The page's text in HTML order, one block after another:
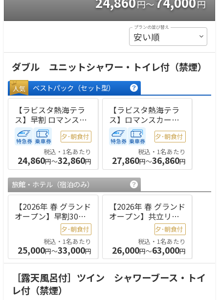
円～ 円
プランの並び替え
ダブル ユニットシャワー・トイレ付（禁煙）
人気 ベストパック （セット型）
【ラビスタ熱海テラ
ス】早割 ロマンスカ
ーセット割｜新宿発
｜ダブル
夕･朝食付
税込・1名あたり
24,860円～32,860円
【ラビスタ熱海テラ
ス】ロマンスカーセ
ット割｜新宿発｜ダ
ブル
夕･朝食付
税込・1名あたり
27,860円～36,860円
旅館・ホテル （宿泊のみ）
【2026年 春 グランド
オープン】早割30
共立リゾート特集
温泉旅で夢ごこち 2
食付
夕･朝食付
税込・1名あたり
25,000円～33,000円
【2026年 春 グランド
オープン】共立リゾ
ート特集 温泉旅で
夢ごこち 2食付
夕･朝食付
税込・1名あたり
26,000円～63,000円
［露天風呂付］ツイン シャワーブース・トイ
レ付（禁煙）